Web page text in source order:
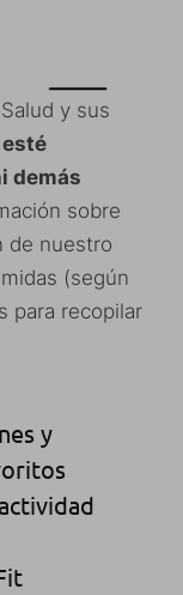
y sus
demás
sobre
de nuestro
(según
para recopilar
y